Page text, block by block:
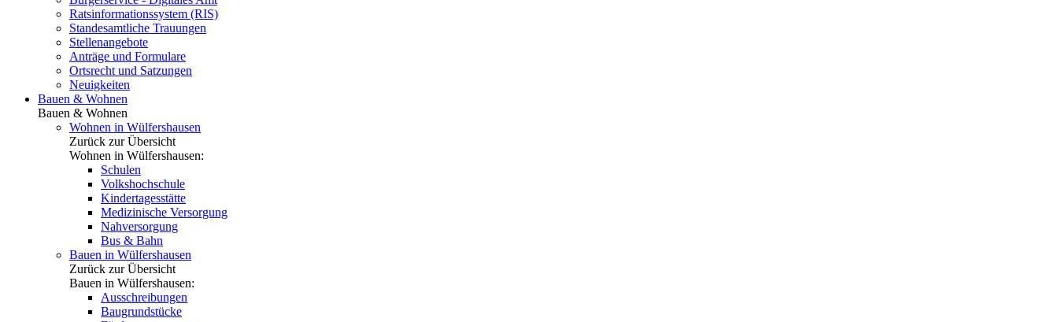
Ratsinformationssystem (RIS)
Standesamtliche Trauungen
Stellenangebote
Anträge und Formulare
Ortsrecht und Satzungen
Neuigkeiten
Bauen & Wohnen
Bauen & Wohnen
Wohnen in Wülfershausen
Zurück zur Übersicht
Wohnen in Wülfershausen:
Schulen
Volkshochschule
Kindertagesstätte
Medizinische Versorgung
Nahversorgung
Bus & Bahn
Bauen in Wülfershausen
Zurück zur Übersicht
Bauen in Wülfershausen:
Ausschreibungen
Baugrundstücke